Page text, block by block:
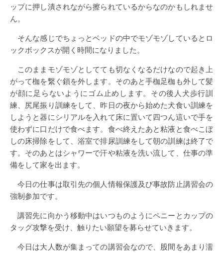
ップに押し潰されながら擦られているからなのかもしれませ
ん。
そんな感じでちょっとベッドの中でモゾモゾしているとロ
ックボックスが開く時間になりました。
このままモゾモゾとしてても切なくなるだけなので起き上
がって枷を繋ぐ鎖を外します。そのあと手枷足枷も外して髪
が顔に足らないようにゴム止めします。その後人犬歩行訓
練、尻尾振り訓練をして、昨日の夜から始めた犬食い訓練を
しようと器にシリアルを入れて床に置いて四つん這いで手を
使わずに口だけで食べます。食べ終えたあと粘液と食べこぼ
しの床掃除をして、浴室で排尿訓練をして朝の訓練は終了で
す。そのあとはシャワーで汗や粘液を洗い流して、仕事の準
備をして家を出ます。
今日の仕事は取引先の個人情報保護及び事故防止講習会の
強制参加です。
講習先に向かう移動中はいつものようにペニーとカップの
タッグ攻撃を受け、触りたい願望を募らせていきます。
今日は大人数が集まっての講習会なので、股間をあまり濡